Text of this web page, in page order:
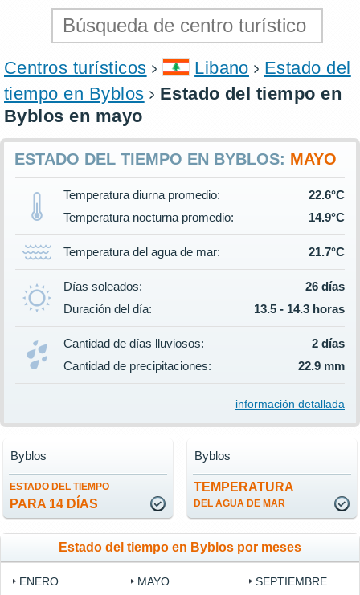
Centros turísticos Libano
Estado del
tiempo en Byblos
Estado del tiempo en
Byblos en mayo
ESTADO DEL TIEMPO EN BYBLOS: MAYO
Temperatura diurna promedio:
22.6°C
Temperatura nocturna promedio:
14.9°C
Temperatura del agua de mar: 21.7°C
Días soleados:
26 días
Duración del día:
13.5 - 14.3 horas
Cantidad de días lluviosos:
2 días
Cantidad de precipitaciones:
22.9 mm
información detallada
ESTADO DEL TIEMPO
PARA 14 DÍAS
Byblos
TEMPERATURA
DEL AGUA DE MAR
Byblos
Estado del tiempo en Byblos por meses
ENERO
MAYO
SEPTIEMBRE